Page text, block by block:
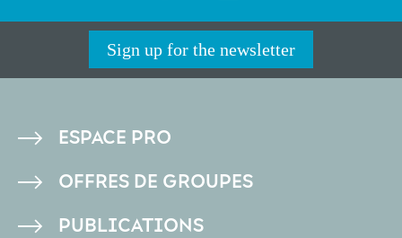
Sign up for the newsletter
PIED
DE
ESPACE PRO
OFFRES DE GROUPES
PUBLICATIONS